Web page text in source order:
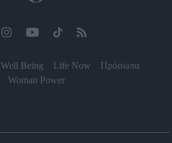
Well Being Life Now
Πρόσωπα
Woman Power